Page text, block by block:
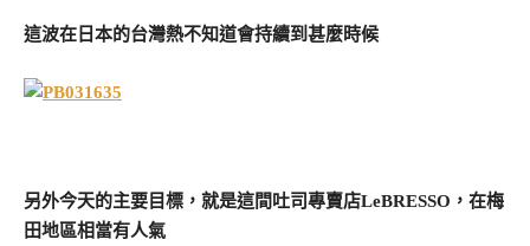
這波在日本的台灣熱不知道會持續到甚麼時候
另外今天的主要目標，就是這間吐司專賣店LeBRESSO，在梅
田地區相當有人氣